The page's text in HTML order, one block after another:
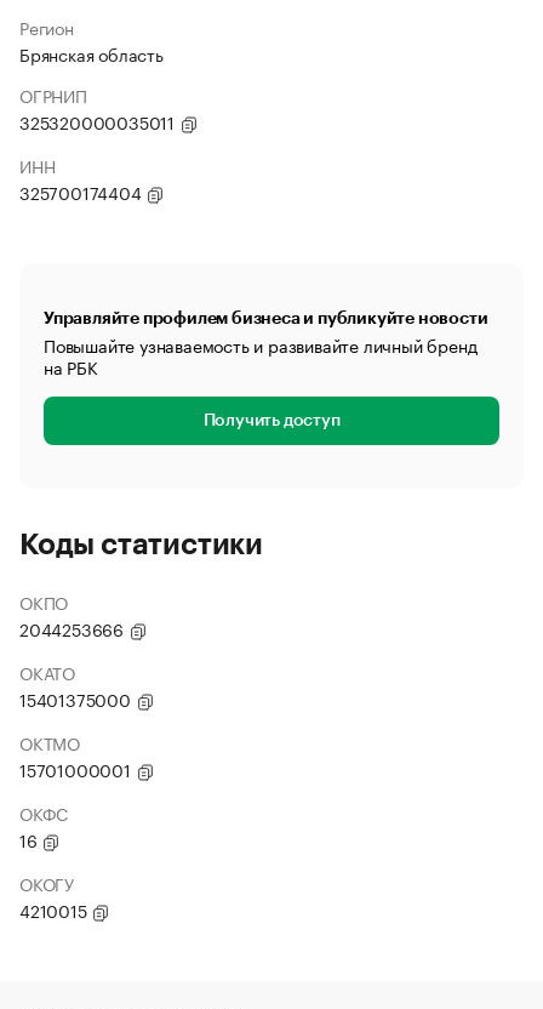
Регион
Брянская область
ОГРНИП
325320000035011
ИНН
325700174404
Управляйте профилем бизнеса и публикуйте новости
Повышайте узнаваемость и развивайте личный бренд
на РБК
Получить доступ
Коды статистики
ОКПО
2044253666
ОКАТО
15401375000
ОКТМО
15701000001
ОКФС
16
ОКОГУ
4210015